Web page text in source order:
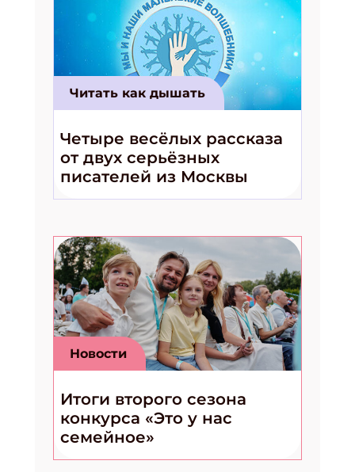
Читать как дышать
Четыре весёлых рассказа
от двух серьёзных
писателей из Москвы
Новости
Итоги второго сезона
конкурса «Это у нас
семейное»
Подпишись на рассылку
Получи электронный "Классный журнал" в
подарок!
Укажите Ваш Email